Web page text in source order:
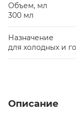
Объем, мл
300 мл
Назначение
для холодных и
Описание